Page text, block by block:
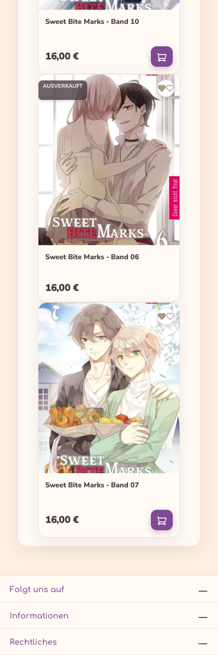
Sweet Bite Marks - Band 10
Regulärer Preis:
16,00 €
AUSVERKAUFT
Sweet Bite Marks - Band 06
Regulärer Preis:
16,00 €
Sweet Bite Marks - Band 07
Regulärer Preis:
16,00 €
Folgt uns auf
Informationen
Rechtliches